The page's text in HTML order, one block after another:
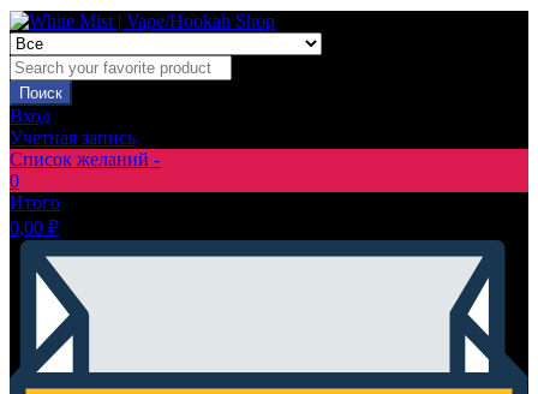
Поиск
Вход
Учетная запись
Список желаний -
0
Итого
0,00 ₽